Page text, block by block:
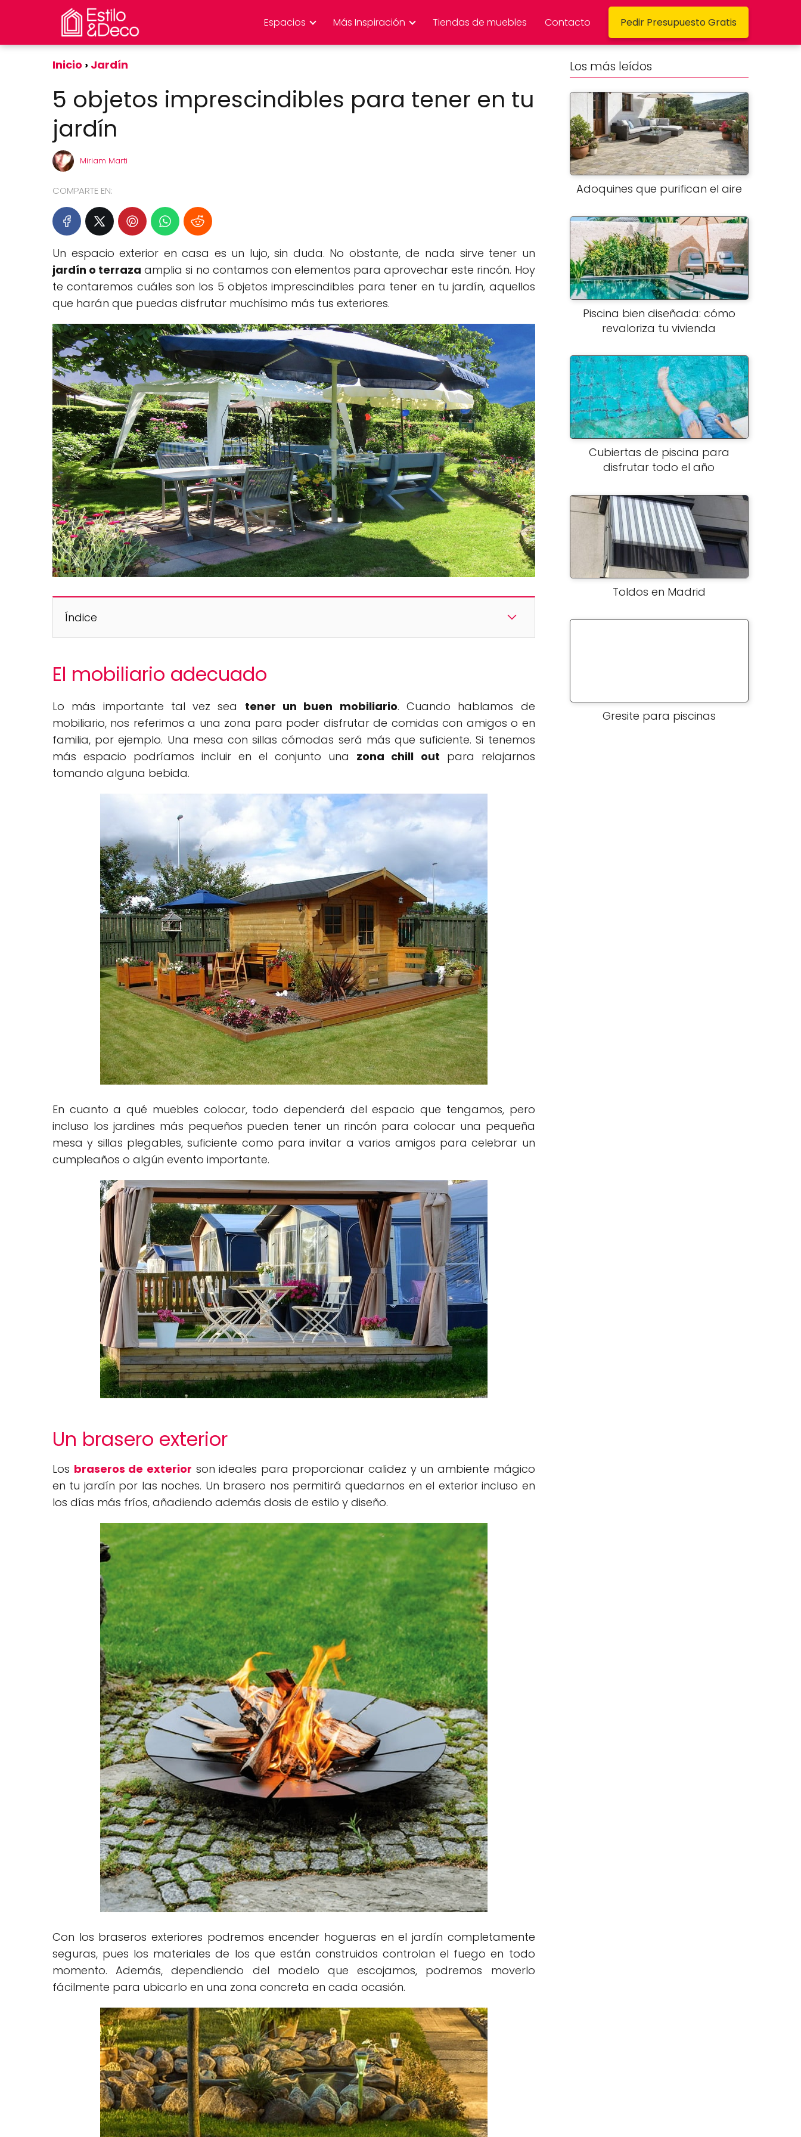
Espacios Más Inspiración Tiendas de muebles Contacto Pedir Presupuesto Gratis
Inicio Jardín
5 objetos imprescindibles para tener en tu
jardín
Miriam Marti
COMPARTE EN:
Un espacio exterior en casa es un lujo, sin duda. No obstante, de nada sirve tener un
jardín o terraza amplia si no contamos con elementos para aprovechar este rincón. Hoy
te contaremos cuáles son los 5 objetos imprescindibles para tener en tu jardín, aquellos
que harán que puedas disfrutar muchísimo más tus exteriores.
Índice
El mobiliario adecuado
Lo más importante tal vez sea tener un buen mobiliario. Cuando hablamos de
mobiliario, nos referimos a una zona para poder disfrutar de comidas con amigos o en
familia, por ejemplo. Una mesa con sillas cómodas será más que suficiente. Si tenemos
más espacio podríamos incluir en el conjunto una zona chill out para relajarnos
tomando alguna bebida.
En cuanto a qué muebles colocar, todo dependerá del espacio que tengamos, pero
incluso los jardines más pequeños pueden tener un rincón para colocar una pequeña
mesa y sillas plegables, suficiente como para invitar a varios amigos para celebrar un
cumpleaños o algún evento importante.
Un brasero exterior
Los braseros de exterior son ideales para proporcionar calidez y un ambiente mágico
en tu jardín por las noches. Un brasero nos permitirá quedarnos en el exterior incluso en
los días más fríos, añadiendo además dosis de estilo y diseño.
Con los braseros exteriores podremos encender hogueras en el jardín completamente
seguras, pues los materiales de los que están construidos controlan el fuego en todo
momento. Además, dependiendo del modelo que escojamos, podremos moverlo
fácilmente para ubicarlo en una zona concreta en cada ocasión.
Los más leídos
Adoquines que purifican el aire
Piscina bien diseñada: cómo
revaloriza tu vivienda
Cubiertas de piscina para
disfrutar todo el año
Toldos en Madrid
Gresite para piscinas